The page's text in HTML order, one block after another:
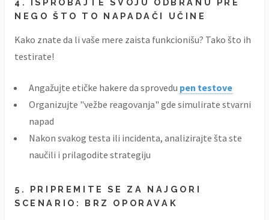
4. ISPROBAJTE SVOJU ODBRANU PRE
NEGO ŠTO TO NAPADAČI UČINE
Kako znate da li vaše mere zaista funkcionišu? Tako što ih
testirate!
Angažujte etičke hakere da sprovedu pen testove
Organizujte "vežbe reagovanja" gde simulirate stvarni
napad
Nakon svakog testa ili incidenta, analizirajte šta ste
naučili i prilagodite strategiju
5. PRIPREMITE SE ZA NAJGORI
SCENARIO: BRZ OPORAVAK